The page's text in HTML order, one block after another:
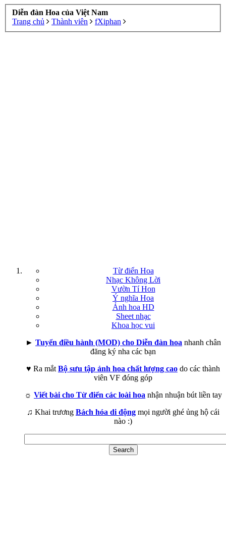
Diễn đàn Hoa của Việt Nam
Trang chủ
Thành viên fXiphan
Từ điển Hoa
Nhạc Không Lời
Vườn Tí Hon
Ý nghĩa Hoa
Ảnh hoa HD
Sheet nhạc
Khoa học vui
► Tuyển điều hành (MOD) cho Diễn đàn hoa nhanh chân
đăng ký nha các bạn
♥ Ra mắt Bộ sưu tập ảnh hoa chất lượng cao do các thành
viên VF đóng góp
☼ Viết bài cho Từ điển các loài hoa nhận nhuận bút liền tay
♫ Khai trương Bách hóa di động mọi người ghé ủng hộ cái
nào :)